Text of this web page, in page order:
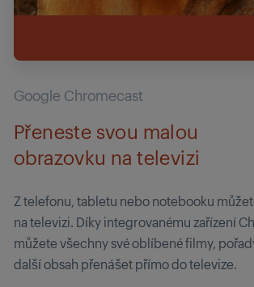
Google Chromecast
Přeneste svou malou
obrazovku na televizi
Z telefonu, tabletu nebo notebooku
na televizi. Díky integrovanému zařízení
můžete všechny své oblíbené filmy,
další obsah přenášet přímo do televize.